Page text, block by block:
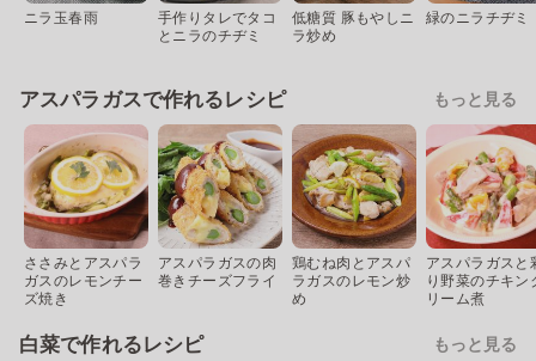
ニラ玉春雨
手作りタレでタコ
とニラのチヂミ
低糖質 豚もやしニ
ラ炒め
緑のニラチヂミ
アスパラガスで作れるレシピ もっと見る
ささみとアスパラ
ガスのレモンチー
ズ焼き
アスパラガスの肉
巻きチーズフライ
鶏むね肉とアスパ
ラガスのレモン炒
め
アスパラガスと
り野菜のチキン
リーム煮
白菜で作れるレシピ もっと見る